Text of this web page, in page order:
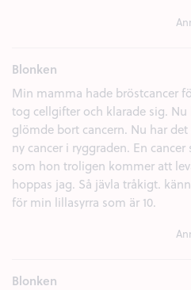
Blonken
Min mamma hade bröstcancer
tog cellgifter och klarade sig. Nu
glömde bort cancern. Nu har
ny cancer i ryggraden. En
som hon troligen kommer att
hoppas jag. Så jävla tråkigt.
för min lillasyrra som är 10.
Blonken